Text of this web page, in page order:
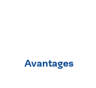
Avantages